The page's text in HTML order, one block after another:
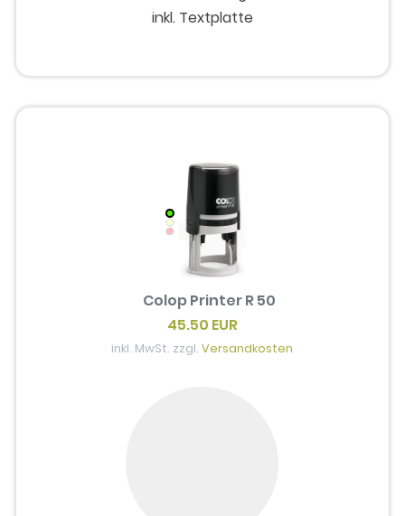
inkl. Textplatte
Colop Printer R 50
45.50 EUR
inkl. MwSt. zzgl.Versandkosten